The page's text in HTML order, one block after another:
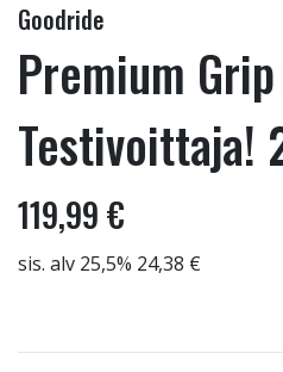
Goodride
Premium Grip
Testivoittaja!
119,99 €
sis. alv 25,5% 24,38 €